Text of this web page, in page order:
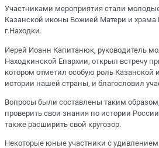
Участниками мероприятия стали
Казанской иконы Божией Матери и храма
г.Находки.
Иерей Иоанн Капитанюк, руководитель
Находкинской Епархии, открыл встречу
котором отметил особую роль
истории нашей страны, и благословил
Вопросы были составлены таким
проверить свои знания по истории
также расширить свой кругозор.
Некоторые юные участники с